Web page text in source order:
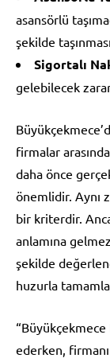
asansörlü
şekilde
Sigortalı
gelebilecek
firmalar
daha önce
önemlidir. Aynı
bir kriterdir.
anlamına
şekilde
huzurla
ederken,